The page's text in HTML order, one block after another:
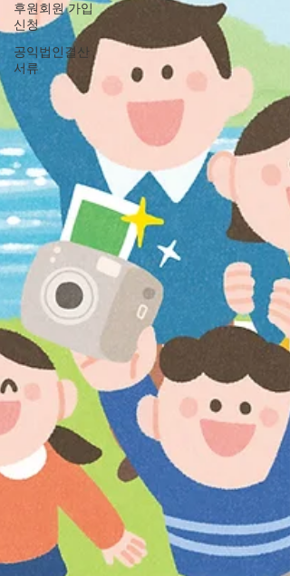
후원회원 가입
신청
공익법인결산
서류